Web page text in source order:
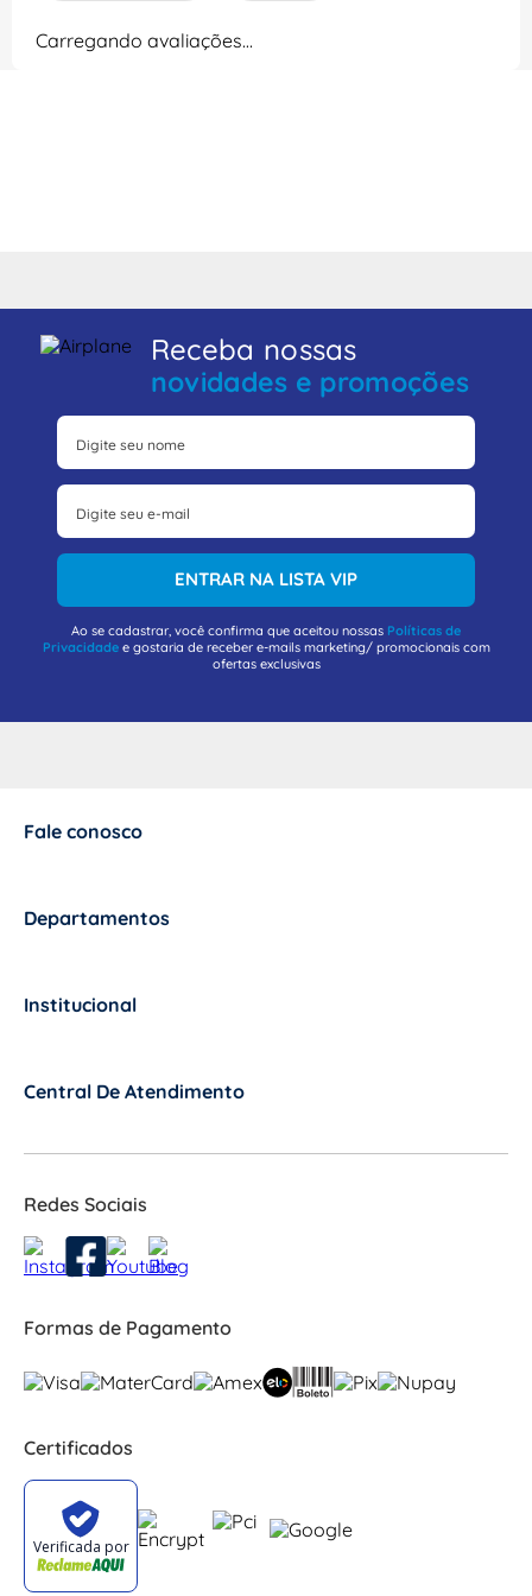
Carregando avaliações…
Receba nossas
novidades e promoções
ENTRAR NA LISTA VIP
Ao se cadastrar, você confirma que aceitou nossas Políticas de
Privacidadee gostaria de receber e-mails marketing/ promocionais com
ofertas exclusivas
Fale conosco
Departamentos
Institucional
Central De Atendimento
Redes Sociais
Formas de Pagamento
Certificados